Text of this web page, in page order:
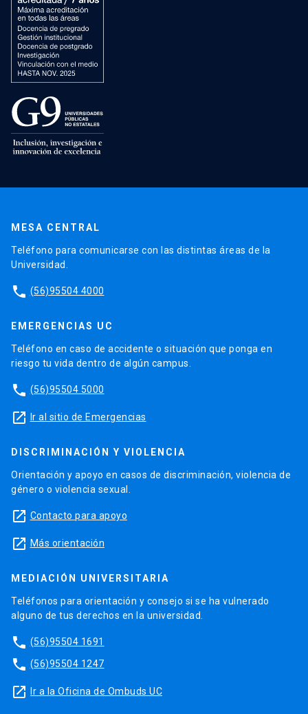
MESA CENTRAL
Teléfono para comunicarse con las distintas áreas de la
Universidad.
phone (56)95504 4000
EMERGENCIAS UC
Teléfono en caso de accidente o situación que ponga en
riesgo tu vida dentro de algún campus.
phone (56)95504 5000
launch Ir al sitio de Emergencias
DISCRIMINACIÓN Y VIOLENCIA
Orientación y apoyo en casos de discriminación, violencia de
género o violencia sexual.
launch Contacto para apoyo
launch Más orientación
MEDIACIÓN UNIVERSITARIA
Teléfonos para orientación y consejo si se ha vulnerado
alguno de tus derechos en la universidad.
phone (56)95504 1691
phone (56)95504 1247
launch Ir a la Oficina de Ombuds UC